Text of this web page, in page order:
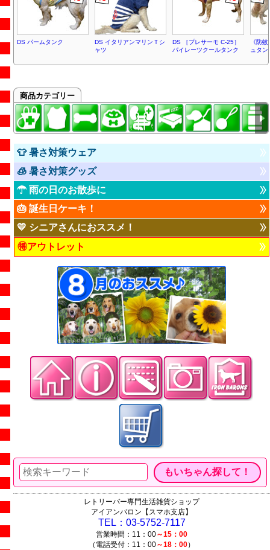
DS パームタンク
DS イタリアンマリンＴシ
ャツ
DS ［プレサーモ C-25］
パイレーツクールタンク
《防
ュタン
商品カテゴリー
👕 暑さ対策ウェア
🧊 暑さ対策グッズ
☂ 雨の日のお散歩に
🎂 誕生日ケーキ！
💛 シニアさんにおススメ！
🉐アウトレット
レトリーバー専門生活雑貨ショップ
アイアンバロン【スマホ支店】
TEL：03-5752-7117
営業時間：11：00～15：00
（電話受付：11：00～18：00）